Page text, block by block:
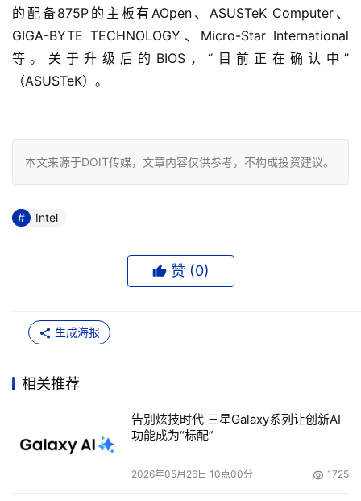
的配备875P的主板有AOpen、ASUSTeK Computer、
GIGA-BYTE TECHNOLOGY、Micro-Star International
等。关于升级后的BIOS，“目前正在确认中”
（ASUSTeK）。
本文来源于DOIT传媒，文章内容仅供参考，不构成投资建议。
Intel
赞 (0)
生成海报
相关推荐
告别炫技时代 三星Galaxy系列让创新AI
功能成为“标配”
2026年05月26日 10点00分 1725